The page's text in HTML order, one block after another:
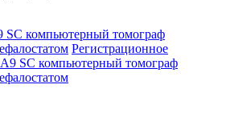
SC компьютерный томограф
Регистрационное
A9 SC компьютерный томограф